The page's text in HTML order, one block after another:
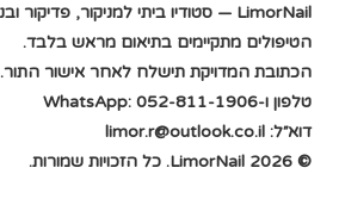
LimorNail — סטודיו ביתי למניקור, פדיקור ובניית ציפורניים ברמלה.
הטיפולים מתקיימים בתיאום מראש בלבד.
הכתובת המדויקת תישלח לאחר אישור התור.
טלפון ו-WhatsApp: 052-811-1906
דוא״ל: limor.r@outlook.co.il
© 2026 LimorNail. כל הזכויות שמורות.